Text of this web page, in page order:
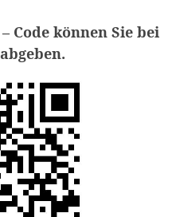
Code können Sie bei